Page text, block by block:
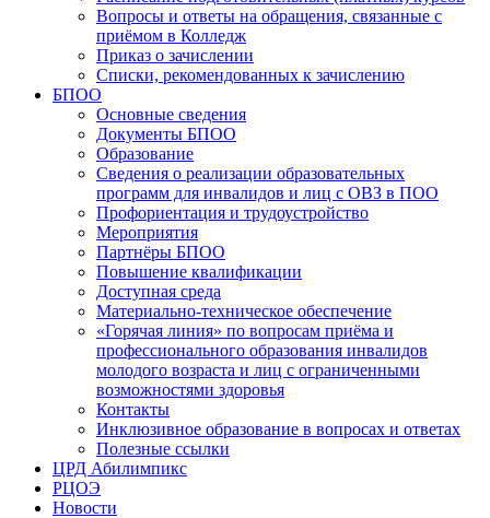
Вопросы и ответы на обращения, связанные с
приёмом в Колледж
Приказ о зачислении
Списки, рекомендованных к зачислению
БПОО
Основные сведения
Документы БПОО
Образование
Сведения о реализации образовательных
программ для инвалидов и лиц с ОВЗ в ПОО
Профориентация и трудоустройство
Мероприятия
Партнёры БПОО
Повышение квалификации
Доступная среда
Материально-техническое обеспечение
«Горячая линия» по вопросам приёма и
профессионального образования инвалидов
молодого возраста и лиц с ограниченными
возможностями здоровья
Контакты
Инклюзивное образование в вопросах и ответах
Полезные ссылки
ЦРД Абилимпикс
РЦОЭ
Новости